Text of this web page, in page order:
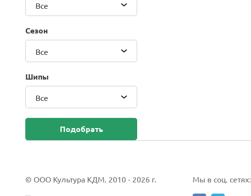
Camso (Solideal)
CEAT
Composit
Continental
Cordiant
CrossWind
Все
Сезон
Все
Шипы
Все
Подобрать
© ООО Культура КДМ. 2010 - 2026 г. Мы в соц. сетях: